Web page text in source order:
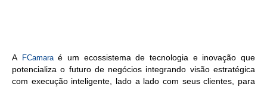
A FCamaraé um ecossistema de tecnologia e inovação que
potencializa o futuro de negócios integrando visão estratégica
com execução inteligente, lado a lado com seus clientes, para